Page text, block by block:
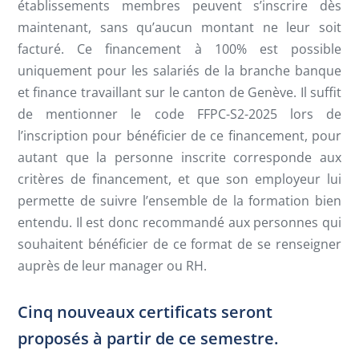
établissements membres peuvent s’inscrire dès
maintenant, sans qu’aucun montant ne leur soit
facturé. Ce financement à 100% est possible
uniquement pour les salariés de la branche banque
et finance travaillant sur le canton de Genève. Il suffit
de mentionner le code FFPC-S2-2025 lors de
l’inscription pour bénéficier de ce financement, pour
autant que la personne inscrite corresponde aux
critères de financement, et que son employeur lui
permette de suivre l’ensemble de la formation bien
entendu. Il est donc recommandé aux personnes qui
souhaitent bénéficier de ce format de se renseigner
auprès de leur manager ou RH.
Cinq nouveaux certificats seront
proposés à partir de ce semestre.